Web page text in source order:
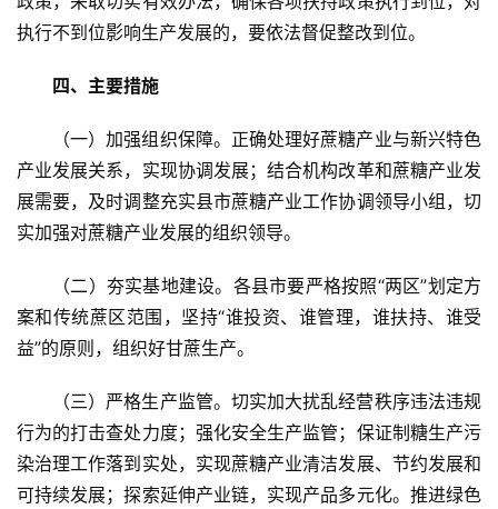
公
众
号
货
报
专
题
执行不到位影响生产发展的，要依法督促整改到位。
四、主要措施
（一）加强组织保障。正确处理好蔗糖产业与新兴特色
产业发展关系，实现协调发展；结合机构改革和蔗糖产业发
展需要，及时调整充实县市蔗糖产业工作协调领导小组，切
实加强对蔗糖产业发展的组织领导。
（二）夯实基地建设。各县市要严格按照“两区”划定方
案和传统蔗区范围，坚持“谁投资、谁管理，谁扶持、谁受
益”的原则，组织好甘蔗生产。
（三）严格生产监管。切实加大扰乱经营秩序违法违规
行为的打击查处力度；强化安全生产监管；保证制糖生产污
染治理工作落到实处，实现蔗糖产业清洁发展、节约发展和
可持续发展；探索延伸产业链，实现产品多元化。推进绿色